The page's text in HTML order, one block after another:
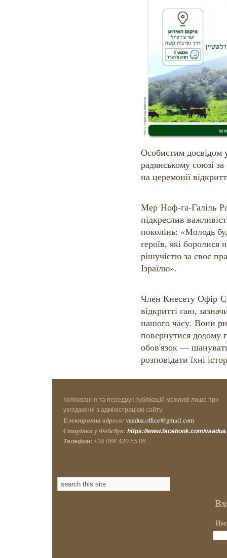
Особистим досвідом
радянському союзі за
на церемонії
Мер Ноф-га-Галіль
підкреслив
поколінь: «Молодь
героїв, які
рішучістю за своє
Ізраїлю».
Член Кнесету Офір
відкритті гаю,
нашого часу. Вони
повернутися додому
обов'язок — шанувати
розповідати їхні
Копіювання та передрук публікацій можливі лише при
узгодженні з адміністрацією сайту.
Електронна адреса: vaadua.office@gmail.com
Сторінка у Фейсбук: https://www.facebook.com/vaadua
Телефон: +38 066 420 55 06.